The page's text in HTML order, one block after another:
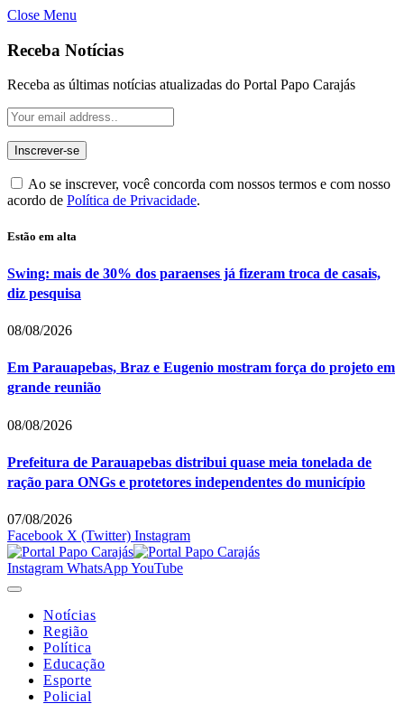
Close Menu
Receba Notícias
Receba as últimas notícias atualizadas do Portal Papo Carajás
Ao se inscrever, você concorda com nossos termos e com nosso
acordo de Política de Privacidade.
Estão em alta
Swing: mais de 30% dos paraenses já fizeram troca de casais,
diz pesquisa
08/08/2026
Em Parauapebas, Braz e Eugenio mostram força do projeto em
grande reunião
08/08/2026
Prefeitura de Parauapebas distribui quase meia tonelada de
ração para ONGs e protetores independentes do município
07/08/2026
Facebook X (Twitter) Instagram
Instagram WhatsAppYouTube
Notícias
Região
Política
Educação
Esporte
Policial